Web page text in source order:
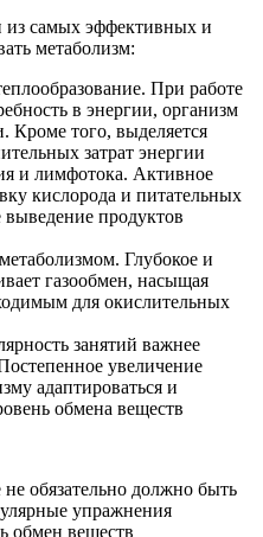
из самых эффективных и
метаболизм:
При работе
в энергии, организм
Кроме того, выделяется
затрат энергии
и лимфотока. Активное
кислорода и питательных
продуктов
Глубокое и
газообмен, насыщая
для окислительных
занятий важнее
увеличение
адаптироваться и
обмена веществ
обязательно должно быть
упражнения
обмен веществ